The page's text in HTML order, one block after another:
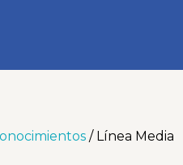
/ Línea Media